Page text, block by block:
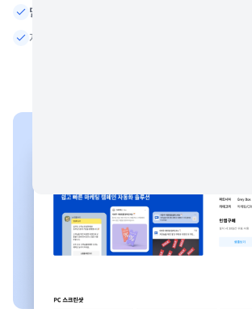
믿을 수 있는
지속적인